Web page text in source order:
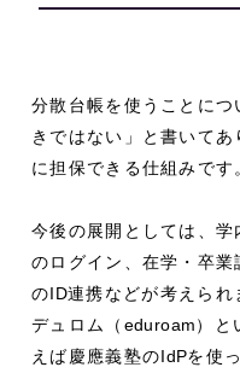
分散台帳を使うことにつ
きではない」と書いて
に担保できる仕組みです
今後の展開としては、
のログイン、在学・卒
のID連携などが考えられ
デュロム（ eduroam）と
えば慶應義塾のIdPを使